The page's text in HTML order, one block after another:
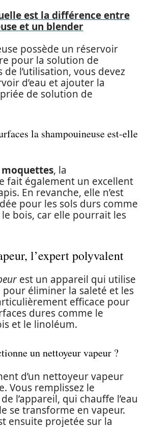
est la différence entre
et un blender
possède un réservoir
pour la solution de
l’utilisation, vous devez
d’eau et ajouter la
de solution de
la shampouineuse est-elle
moquettes, la
fait également un excellent
En revanche, elle n’est
pour les sols durs comme
bois, car elle pourrait les
l’expert polyvalent
est un appareil qui utilise
pour éliminer la saleté et les
efficace pour
dures comme le
et le linoléum.
un nettoyeur vapeur ?
d’un nettoyeur vapeur
Vous remplissez le
l’appareil, qui chauffe l’eau
se transforme en vapeur.
ensuite projetée sur la